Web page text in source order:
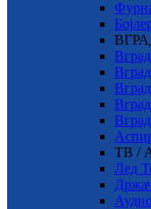
ТВ /
Лед